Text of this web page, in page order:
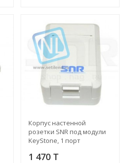
Корпус настенной
розетки SNR под модули
KeyStone, 1 порт
1 470 T